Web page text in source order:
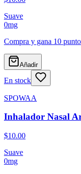
Suave
0mg
Compra y gana 10
Añadir
En stock
SPOWAA
Inhalador Nasal
$10.00
Suave
0mg